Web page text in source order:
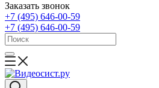
Заказать звонок
+7 (495) 646-00-59
+7 (495) 646-00-59